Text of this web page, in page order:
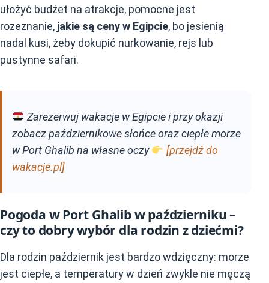
ułożyć budżet na atrakcje, pomocne jest
rozeznanie, jakie są ceny w Egipcie, bo jesienią
nadal kusi, żeby dokupić nurkowanie, rejs lub
pustynne safari.
Zarezerwuj wakacje w Egipcie i przy okazji
zobacz październikowe słońce oraz ciepłe morze
w Port Ghalib na własne oczy
[przejdź do
wakacje.pl]
Pogoda w Port Ghalib w październiku –
czy to dobry wybór dla rodzin z dziećmi?
Dla rodzin październik jest bardzo wdzięczny: morze
jest ciepłe, a temperatury w dzień zwykle nie męczą